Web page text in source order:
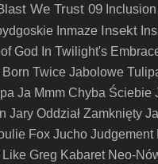
We Trust 09 Inclusion
Inmaze Insekt
God
In Twilight's
Born Twice Jabolowe
Ja Mmm Chyba Ściebie
Jary Oddział Zamknięty
Fox Jucho Judgement
Greg Kabaret Neo-